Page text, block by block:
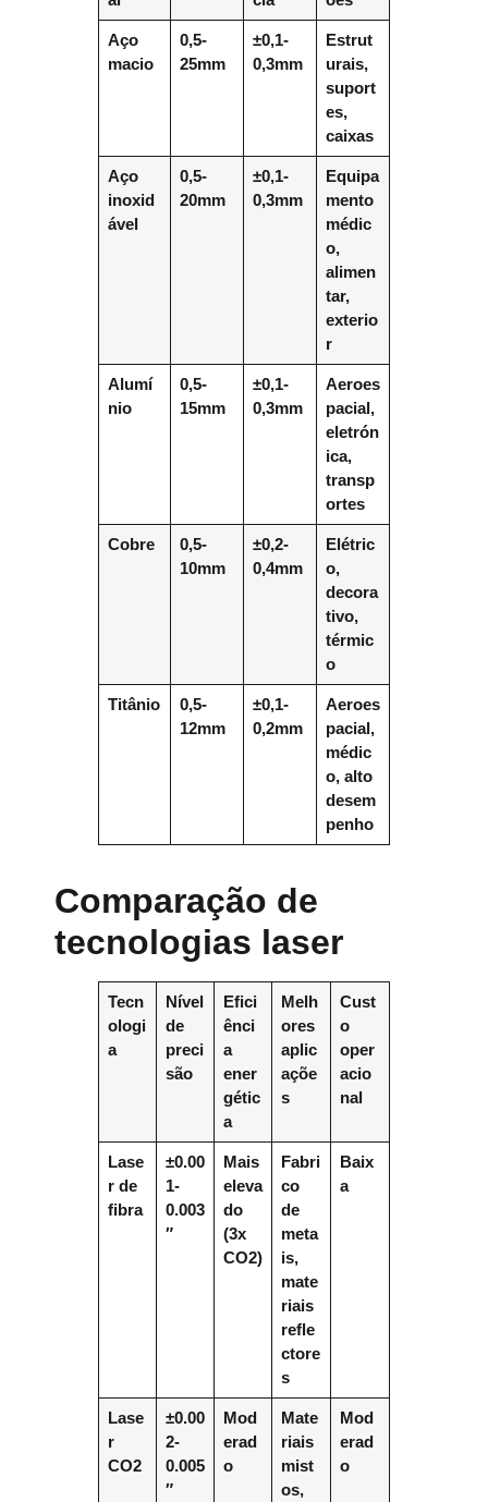
Aço
macio
0,5-
25mm
±0,1-
0,3mm
Estrut
urais,
suport
es,
caixas
Aço
inoxid
ável
0,5-
20mm
±0,1-
0,3mm
Equipa
mento
médic
o,
alimen
tar,
exterio
r
Alumí
nio
0,5-
15mm
±0,1-
0,3mm
Aeroes
pacial,
eletrón
ica,
transp
ortes
Cobre
0,5-
10mm
±0,2-
0,4mm
Elétric
o,
decora
tivo,
térmic
o
Titânio
0,5-
12mm
±0,1-
0,2mm
Aeroes
pacial,
médic
o, alto
desem
penho
Comparação de
tecnologias laser
Tecn
ologi
a
Nível
de
preci
são
Efici
ênci
a
ener
gétic
a
Melh
ores
aplic
açõe
s
Cust
o
oper
acio
nal
Lase
r de
fibra
±0.00
1-
0.003
″
Mais
eleva
do
(3x
CO2)
Fabri
co
de
meta
is,
mate
riais
refle
ctore
s
Baix
a
Lase
r
CO2
±0.00
2-
0.005
″
Mod
erad
o
Mate
riais
mist
os,
Mod
erad
o